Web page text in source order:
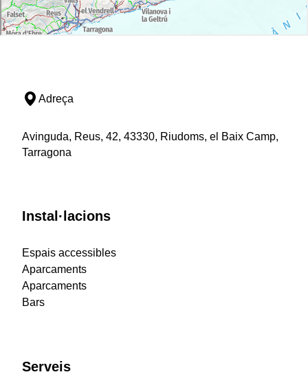
Adreça
Avinguda, Reus, 42, 43330, Riudoms, el Baix Camp,
Tarragona
Instal·lacions
Espais accessibles
Aparcaments
Aparcaments
Bars
Serveis